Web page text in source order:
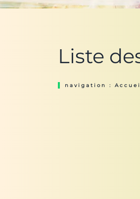
Liste
navigation :